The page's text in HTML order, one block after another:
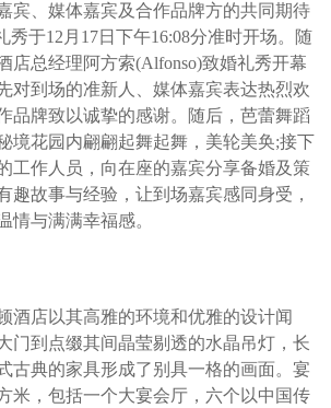
、媒体嘉宾及合作品牌方的共同期待
秀于12月17日下午16:08分准时开场。随
店总经理阿方索(Alfonso)致婚礼秀开幕
对到场的准新人、媒体嘉宾表达热烈欢
品牌致以诚挚的感谢。随后，芭蕾舞蹈
境花园内翩翩起舞起舞，美轮美奂;接下
工作人员，向在座的嘉宾分享备婚及策
趣故事与经验，让到场嘉宾感同身受，
情与满满幸福感。
店以其高雅的环境和优雅的设计闻
门到点缀其间晶莹剔透的水晶吊灯，长
古典的家具形成了别具一格的画面。宴
米，包括一个大宴会厅，六个以中国传